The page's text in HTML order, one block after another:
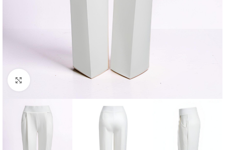
Klick zum Vergrößern